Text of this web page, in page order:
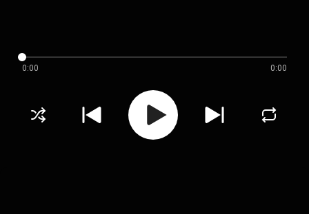
0:00 0:00